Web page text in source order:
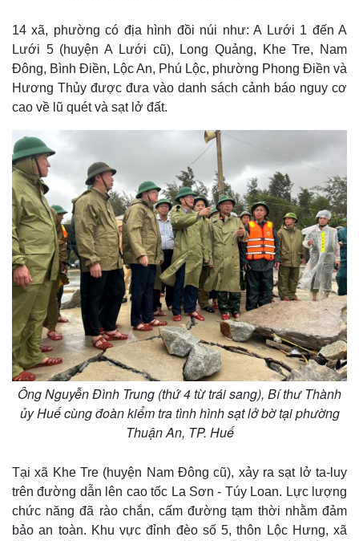
Thế giới
Multimedia
14 xã, phường có địa hình đồi núi như: A Lưới 1 đến A
Lưới 5 (huyện A Lưới cũ), Long Quảng, Khe Tre, Nam
Đông, Bình Điền, Lộc An, Phú Lộc, phường Phong Điền và
Hương Thủy được đưa vào danh sách cảnh báo nguy cơ
cao về lũ quét và sạt lở đất.
Ông Nguyễn Đình Trung (thứ 4 từ trái sang), Bí thư Thành
ủy Huế cùng đoàn kiểm tra tình hình sạt lở bờ tại phường
Thuận An, TP. Huế
Tại xã Khe Tre (huyện Nam Đông cũ), xảy ra sạt lở ta-luy
trên đường dẫn lên cao tốc La Sơn - Túy Loan. Lực lượng
chức năng đã rào chắn, cấm đường tạm thời nhằm đảm
bảo an toàn. Khu vực đỉnh đèo số 5, thôn Lộc Hưng, xã